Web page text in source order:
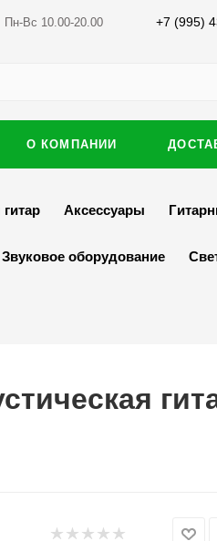
Пн-Вс 10.00-20.00 +7 (995)
О КОМПАНИИ
Аксессуары
Звуковое оборудование